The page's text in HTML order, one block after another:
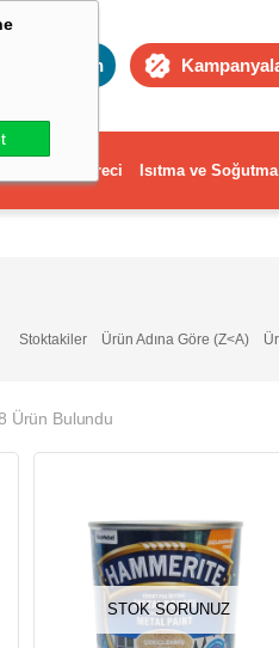
Toptan
ve Ev Gereci Isıtma ve Soğutma
Ürün Adına Göre (Z<A)
Stoktakiler
Ürün Bulundu
STOK SORUNUZ